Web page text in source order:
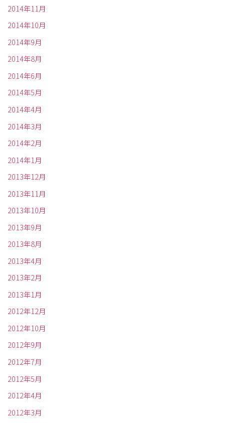
2014年11月
2014年10月
2014年9月
2014年8月
2014年6月
2014年5月
2014年4月
2014年3月
2014年2月
2014年1月
2013年12月
2013年11月
2013年10月
2013年9月
2013年8月
2013年4月
2013年2月
2013年1月
2012年12月
2012年10月
2012年9月
2012年7月
2012年5月
2012年4月
2012年3月